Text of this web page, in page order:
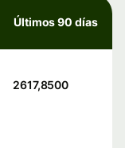
Últimos 90 días
2617,8500